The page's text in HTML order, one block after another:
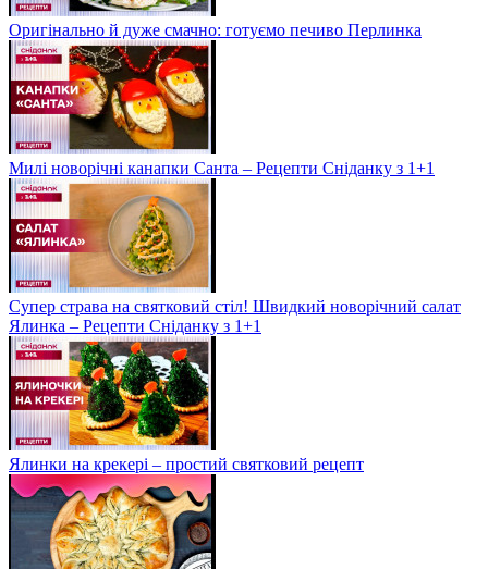
Оригінально й дуже смачно: готуємо печиво Перлинка
Милі новорічні канапки Санта – Рецепти Сніданку з 1+1
Супер страва на святковий стіл! Швидкий новорічний салат
Ялинка – Рецепти Сніданку з 1+1
Ялинки на крекері – простий святковий рецепт